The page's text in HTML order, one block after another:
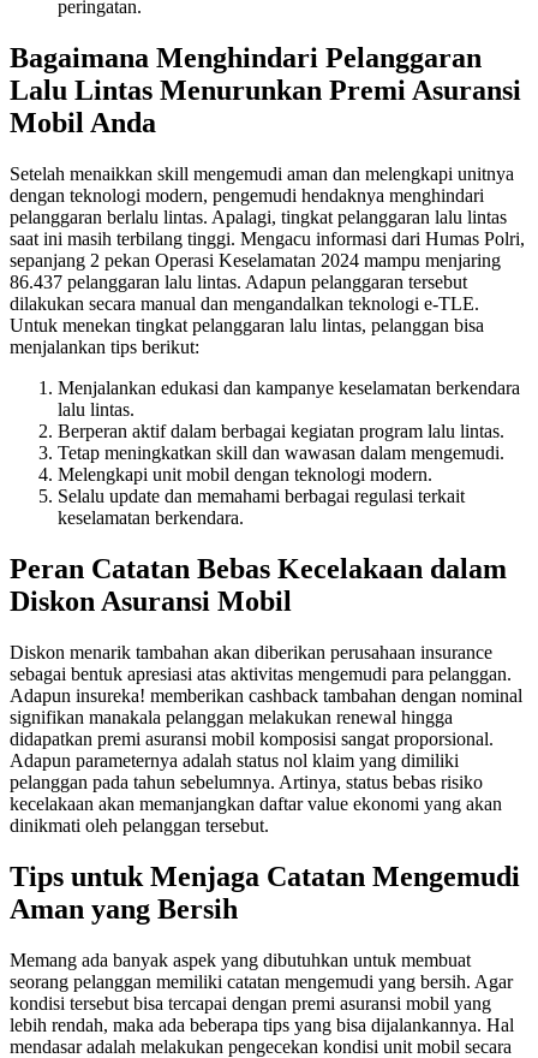
peringatan.
Bagaimana Menghindari Pelanggaran
Lalu Lintas Menurunkan Premi Asuransi
Mobil Anda
Setelah menaikkan skill mengemudi aman dan melengkapi unitnya
dengan teknologi modern, pengemudi hendaknya menghindari
pelanggaran berlalu lintas. Apalagi, tingkat pelanggaran lalu lintas
saat ini masih terbilang tinggi. Mengacu informasi dari Humas Polri,
sepanjang 2 pekan Operasi Keselamatan 2024 mampu menjaring
86.437 pelanggaran lalu lintas. Adapun pelanggaran tersebut
dilakukan secara manual dan mengandalkan teknologi e-TLE.
Untuk menekan tingkat pelanggaran lalu lintas, pelanggan bisa
menjalankan tips berikut:
Menjalankan edukasi dan kampanye keselamatan berkendara
lalu lintas.
Berperan aktif dalam berbagai kegiatan program lalu lintas.
Tetap meningkatkan skill dan wawasan dalam mengemudi.
Melengkapi unit mobil dengan teknologi modern.
Selalu update dan memahami berbagai regulasi terkait
keselamatan berkendara.
Peran Catatan Bebas Kecelakaan dalam
Diskon Asuransi Mobil
Diskon menarik tambahan akan diberikan perusahaan insurance
sebagai bentuk apresiasi atas aktivitas mengemudi para pelanggan.
Adapun insureka! memberikan cashback tambahan dengan nominal
signifikan manakala pelanggan melakukan renewal hingga
didapatkan premi asuransi mobil komposisi sangat proporsional.
Adapun parameternya adalah status nol klaim yang dimiliki
pelanggan pada tahun sebelumnya. Artinya, status bebas risiko
kecelakaan akan memanjangkan daftar value ekonomi yang akan
dinikmati oleh pelanggan tersebut.
Tips untuk Menjaga Catatan Mengemudi
Aman yang Bersih
Memang ada banyak aspek yang dibutuhkan untuk membuat
seorang pelanggan memiliki catatan mengemudi yang bersih. Agar
kondisi tersebut bisa tercapai dengan premi asuransi mobil yang
lebih rendah, maka ada beberapa tips yang bisa dijalankannya. Hal
mendasar adalah melakukan pengecekan kondisi unit mobil secara